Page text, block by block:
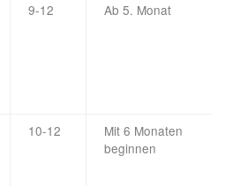
9-12 Ab 5. Monat
10-12
Mit 6 Monaten
beginnen